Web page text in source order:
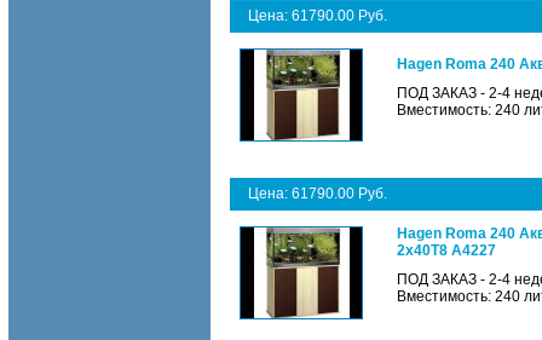
Цена: 61790.00 Руб.
Hagen Roma 240
ПОД ЗАКАЗ - 2-4
Вместимость: 240
Цена: 61790.00 Руб.
Hagen Roma 240
2х40Т8 A4227
ПОД ЗАКАЗ - 2-4
Вместимость: 240